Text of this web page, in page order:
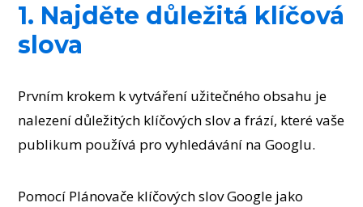
1. Najděte důležitá klíčová
slova
Prvním krokem k vytváření užitečného obsahu je
nalezení důležitých klíčových slov a frází, které vaše
publikum používá pro vyhledávání na Googlu.
Pomocí Plánovače klíčových slov Google jako